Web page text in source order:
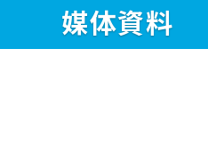
媒体資料